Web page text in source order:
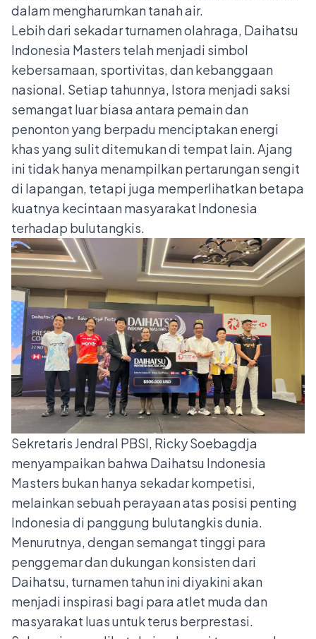
dalam mengharumkan tanah air.
Lebih dari sekadar turnamen olahraga, Daihatsu
Indonesia Masters telah menjadi simbol
kebersamaan, sportivitas, dan kebanggaan
nasional. Setiap tahunnya, Istora menjadi saksi
semangat luar biasa antara pemain dan
penonton yang berpadu menciptakan energi
khas yang sulit ditemukan di tempat lain. Ajang
ini tidak hanya menampilkan pertarungan sengit
di lapangan, tetapi juga memperlihatkan betapa
kuatnya kecintaan masyarakat Indonesia
terhadap bulutangkis.
Sekretaris Jendral PBSI, Ricky Soebagdja
menyampaikan bahwa Daihatsu Indonesia
Masters bukan hanya sekadar kompetisi,
melainkan sebuah perayaan atas posisi penting
Indonesia di panggung bulutangkis dunia.
Menurutnya, dengan semangat tinggi para
penggemar dan dukungan konsisten dari
Daihatsu, turnamen tahun ini diyakini akan
menjadi inspirasi bagi para atlet muda dan
masyarakat luas untuk terus berprestasi.